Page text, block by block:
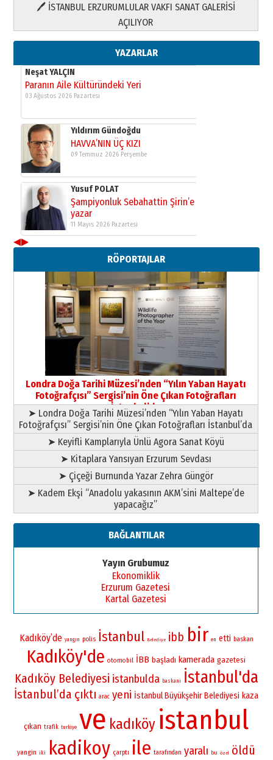
🖊 İSTANBUL ERZURUMLULAR VAKFI SANAT GALERİSİ
AÇILIYOR
YAZARLAR
Yusuf POLAT
Şampiyonluk Sebahattin Şirin’e
11 Mayıs 2026 Pazartesi
Neşat YALÇIN
Paranın Aile Kültüründeki Yeri
03 Ağustos 2026 Pazartesi
Yıldırım Gündoğdu
HAVVA’NIN ÜÇ KIZI
09 Temmuz 2026 Perşembe
Yusuf POLAT
Şampiyonluk Sebahattin Şirin’e
yazar
11 Mayıs 2026 Pazartesi
Neşat YALÇIN
Paranın Aile Kültüründeki Yeri
03 Ağustos 2026 Pazartesi
Yıldırım Gündoğdu
HAVVA’NIN ÜÇ KIZI
09 Temmuz 2026 Perşembe
Yusuf POLAT
Şampiyonluk Sebahattin Şirin’e
yazar
11 Mayıs 2026 Pazartesi
◀▶
RÖPORTAJLAR
Londra Doğa Tarihi Müzesi’nden “Yılın Yaban Hayatı
Fotoğrafçısı” Sergisi’nin Öne Çıkan Fotoğrafları
İstanbul’da
➤ Londra Doğa Tarihi Müzesi’nden “Yılın Yaban Hayatı
Fotoğrafçısı” Sergisi’nin Öne Çıkan Fotoğrafları İstanbul’da
➤ Keyifli Kamplarıyla Ünlü Agora Sanat Köyü
➤ Kitaplara Yansıyan Erzurum Sevdası
➤ Çiçeği Burnunda Yazar Zehra Güngör
➤ Kadem Ekşi “Anadolu yakasının AKM’sini Maltepe’de
yapacağız”
BAĞLANTILAR
Yayın Grubumuz
Ekonomiklik
Erzurum Gazetesi
Kartal Gazetesi
Kadıköy’de yangın polis İstanbul Belediye ibb bir en etti baskan
Kadıköy'de otomobil İBB başladı kamerada gazetesi
Kadıköy Belediyesi istanbulda baskani İstanbul'da
İstanbul’da çıktı arac yeni İstanbul Büyükşehir Belediyesi kaza
çıkan trafik turkiye ve kadıköy istanbul
yangin iki kadikoy çarptı ile tarafından yaralı bu özel öldü